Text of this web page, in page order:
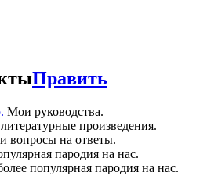
Править
Мои руководства.
произведения.
вопросы на ответы.
пародия на нас.
популярная пародия на нас.